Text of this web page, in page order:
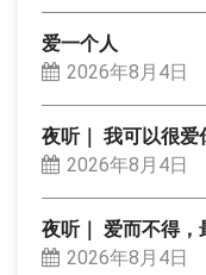
爱一个人
2026年8月4日
夜听｜ 我可以很
2026年8月4日
夜听｜ 爱而不得，
2026年8月4日